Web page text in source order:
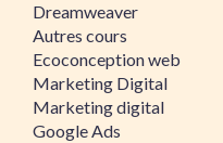
Dreamweaver
Autres cours
Ecoconception web
Marketing Digital
Marketing digital
Google Ads